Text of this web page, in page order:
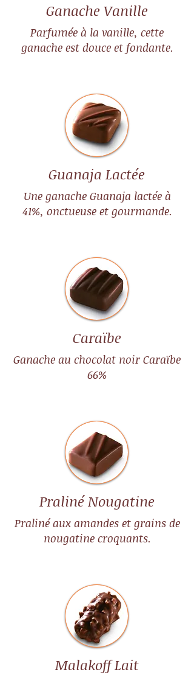
Ganache Vanille
Parfumée à la vanille, cette
ganache est douce et fondante.
Guanaja Lactée
Une ganache Guanaja lactée à
41%, onctueuse et gourmande.
Caraïbe
Ganache au chocolat noir Caraïbe
66%
Praliné Nougatine
Praliné aux amandes et grains de
nougatine croquants.
Malakoff Lait